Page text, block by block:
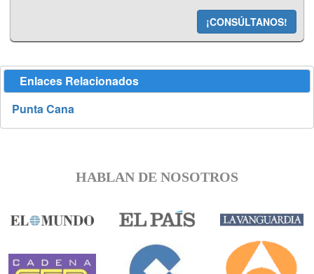
¡CONSÚLTANOS!
Enlaces Relacionados
Punta Cana
HABLAN DE NOSOTROS